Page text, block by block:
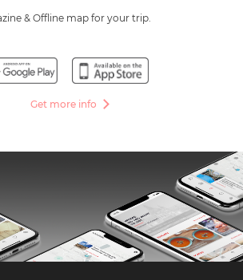
& Offline map for your trip.
Get more info